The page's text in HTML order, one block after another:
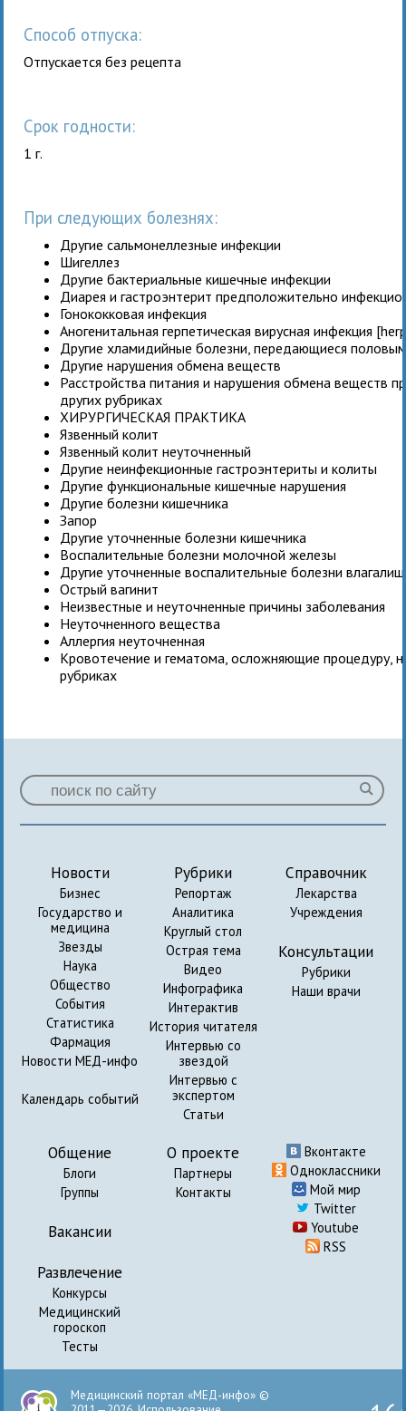
Способ отпуска:
Отпускается без рецепта
Срок годности:
1 г.
При следующих болезнях:
Другие сальмонеллезные инфекции
Шигеллез
Другие бактериальные кишечные инфекции
Диарея и гастроэнтерит предположительно
Гонококковая инфекция
Аногенитальная герпетическая вирусная инфекция
Другие хламидийные болезни, передающиеся
Другие нарушения обмена веществ
Расстройства питания и нарушения обмена веществ
других рубриках
ХИРУРГИЧЕСКАЯ ПРАКТИКА
Язвенный колит
Язвенный колит неуточненный
Другие неинфекционные гастроэнтериты и колиты
Другие функциональные кишечные нарушения
Другие болезни кишечника
Запор
Другие уточненные болезни кишечника
Воспалительные болезни молочной железы
Другие уточненные воспалительные болезни
Острый вагинит
Неизвестные и неуточненные причины заболевания
Неуточненного вещества
Аллергия неуточненная
Кровотечение и гематома, осложняющие процедуру,
рубриках
Новости
Бизнес
Государство и
медицина
Звезды
Наука
Общество
События
Статистика
Фармация
Новости МЕД-инфо
Календарь событий
Рубрики
Репортаж
Аналитика
Круглый стол
Острая тема
Видео
Инфографика
Интерактив
История читателя
Интервью со
звездой
Интервью с
экспертом
Статьи
Справочник
Лекарства
Учреждения
Консультации
Рубрики
Наши врачи
Общение
Блоги
Группы
Вакансии
Развлечение
Конкурсы
Медицинский
гороскоп
Тесты
О проекте
Партнеры
Контакты
Вконтакте
Одноклассники
Мой мир
Twitter
Youtube
RSS
Медицинский портал «МЕД-инфо» ©